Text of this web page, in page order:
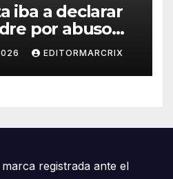
iba a declarar
por abuso
EDITORMARCRIX
registrada ante el